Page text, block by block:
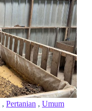
, Pertanian , Umum